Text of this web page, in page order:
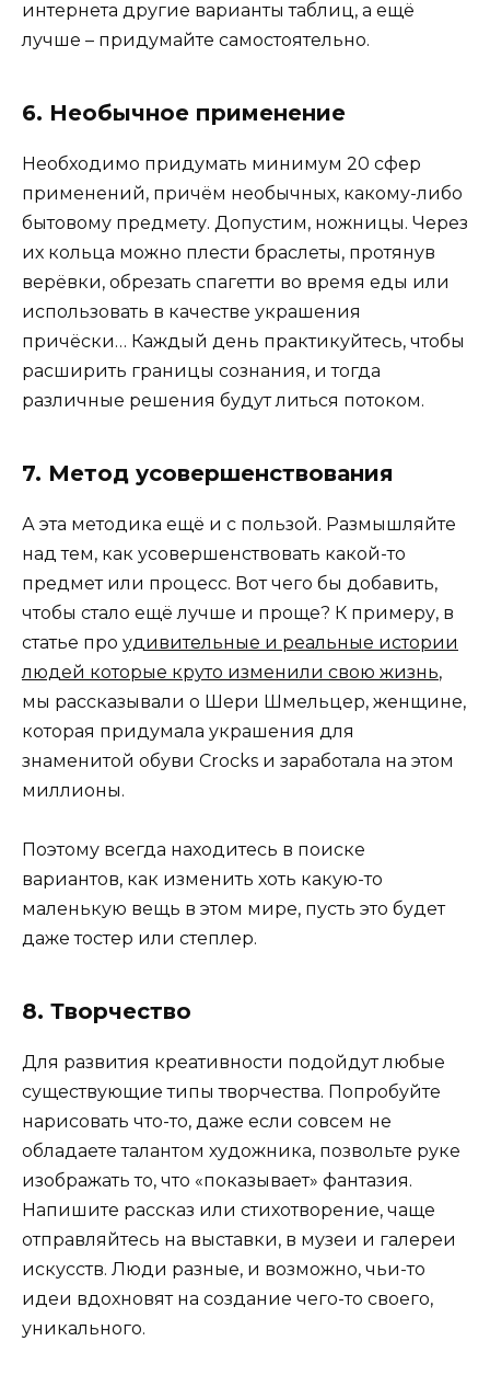
интернета другие варианты таблиц, а ещё
лучше – придумайте самостоятельно.
6. Необычное применение
Необходимо придумать минимум 20 сфер
применений, причём необычных, какому-либо
бытовому предмету. Допустим, ножницы. Через
их кольца можно плести браслеты, протянув
верёвки, обрезать спагетти во время еды или
использовать в качестве украшения
причёски… Каждый день практикуйтесь, чтобы
расширить границы сознания, и тогда
различные решения будут литься потоком.
7. Метод усовершенствования
А эта методика ещё и с пользой. Размышляйте
над тем, как усовершенствовать какой-то
предмет или процесс. Вот чего бы добавить,
чтобы стало ещё лучше и проще? К примеру, в
статье про удивительные и реальные истории
людей которые круто изменили свою жизнь,
мы рассказывали о Шери Шмельцер, женщине,
которая придумала украшения для
знаменитой обуви Crocks и заработала на этом
миллионы.
Поэтому всегда находитесь в поиске
вариантов, как изменить хоть какую-то
маленькую вещь в этом мире, пусть это будет
даже тостер или степлер.
8. Творчество
Для развития креативности подойдут любые
существующие типы творчества. Попробуйте
нарисовать что-то, даже если совсем не
обладаете талантом художника, позвольте руке
изображать то, что «показывает» фантазия.
Напишите рассказ или стихотворение, чаще
отправляйтесь на выставки, в музеи и галереи
искусств. Люди разные, и возможно, чьи-то
идеи вдохновят на создание чего-то своего,
уникального.